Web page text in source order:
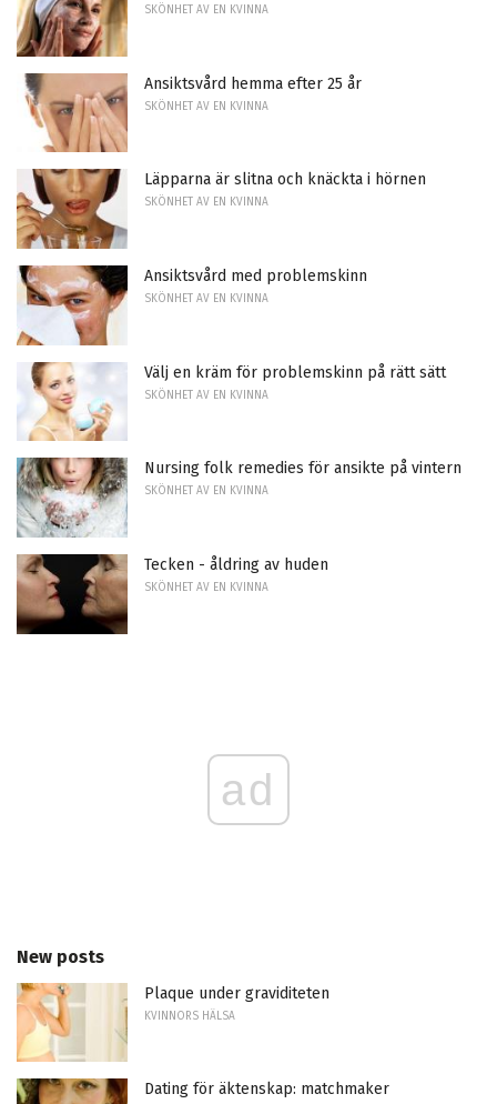
SKÖNHET AV EN KVINNA
Ansiktsvård hemma efter 25 år
SKÖNHET AV EN KVINNA
Läpparna är slitna och knäckta i hörnen
SKÖNHET AV EN KVINNA
Ansiktsvård med problemskinn
SKÖNHET AV EN KVINNA
Välj en kräm för problemskinn på rätt sätt
SKÖNHET AV EN KVINNA
Nursing folk remedies för ansikte på vintern
SKÖNHET AV EN KVINNA
Tecken - åldring av huden
SKÖNHET AV EN KVINNA
ad
New posts
Plaque under graviditeten
KVINNORS HÄLSA
Dating för äktenskap: matchmaker